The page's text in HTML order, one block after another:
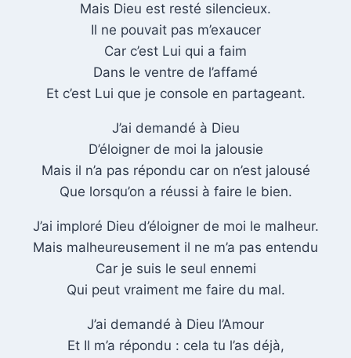
Mais Dieu est resté silencieux.
Il ne pouvait pas m’exaucer
Car c’est Lui qui a faim
Dans le ventre de l’affamé
Et c’est Lui que je console en partageant.
J’ai demandé à Dieu
D’éloigner de moi la jalousie
Mais il n’a pas répondu car on n’est jalousé
Que lorsqu’on a réussi à faire le bien.
J’ai imploré Dieu d’éloigner de moi le malheur.
Mais malheureusement il ne m’a pas entendu
Car je suis le seul ennemi
Qui peut vraiment me faire du mal.
J’ai demandé à Dieu l’Amour
Et Il m’a répondu : cela tu l’as déjà,